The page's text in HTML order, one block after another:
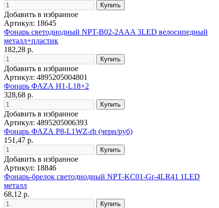
Добавить в избранное
Артикул: 18645
Фонарь светодиодный NPT-B02-2AAA 3LED велосипедный
металл+пластик
182,28 р.
Добавить в избранное
Артикул: 4895205004801
Фонарь ФАZА H1-L18+2
328,68 р.
Добавить в избранное
Артикул: 4895205006393
Фонарь ФАZА P8-L1WZ-rb (черн/руб)
151,47 р.
Добавить в избранное
Артикул: 18846
Фонарь-брелок светодиодный NPT-KC01-Gr-4LR41 1LED
металл
68,12 р.